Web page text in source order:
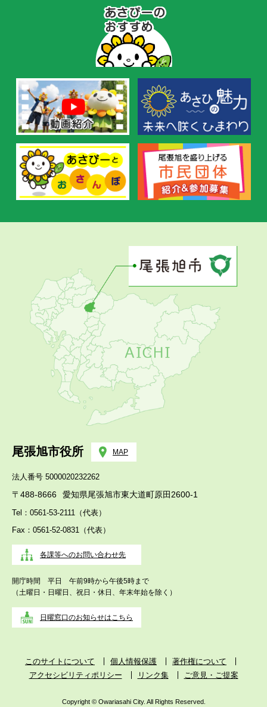
の
お
す
め
尾張旭市役所 MAP
法人番号 5000020232262
〒488-8666 愛知県尾張旭市東大道町原田2600-1
Tel：0561-53-2111（代表）
Fax：0561-52-0831（代表）
各課等へのお問い合わせ先
開庁時間 平日 午前9時から午後5時まで
（土曜日・日曜日、祝日・休日、年末年始を除く）
日曜窓口のお知らせはこちら
このサイトについて 個人情報保護
著作権について
アクセシビリティポリシー
リンク集 ご意見・ご提案
Copyright © Owariasahi City. All Rights Reserved.